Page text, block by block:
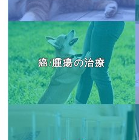
癌/腫瘍の治療